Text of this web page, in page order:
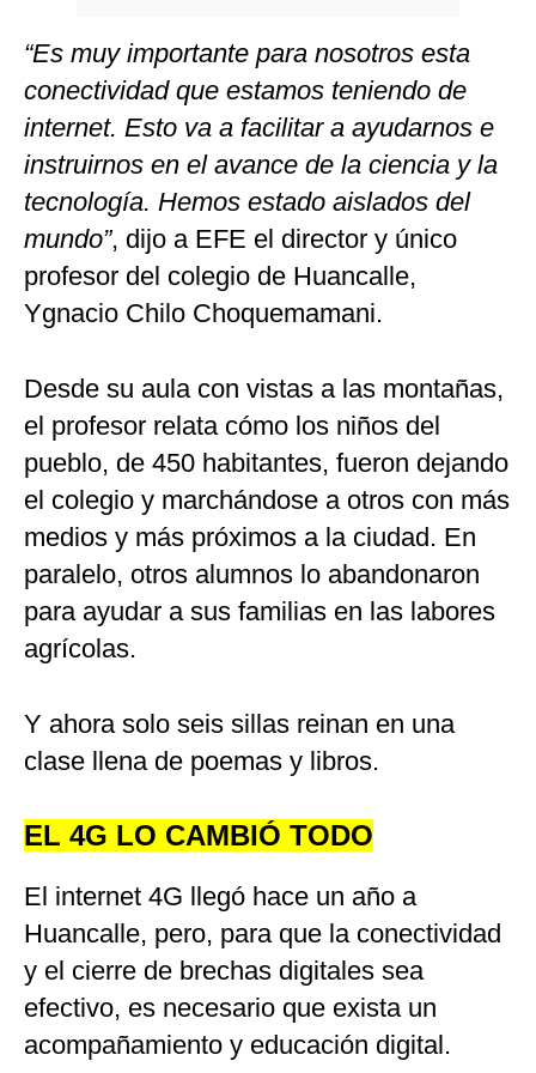
“Es muy importante para nosotros esta
conectividad que estamos teniendo de
internet. Esto va a facilitar a ayudarnos e
instruirnos en el avance de la ciencia y la
tecnología. Hemos estado aislados del
mundo”, dijo a EFE el director y único
profesor del colegio de Huancalle,
Ygnacio Chilo Choquemamani.
Desde su aula con vistas a las montañas,
el profesor relata cómo los niños del
pueblo, de 450 habitantes, fueron dejando
el colegio y marchándose a otros con más
medios y más próximos a la ciudad. En
paralelo, otros alumnos lo abandonaron
para ayudar a sus familias en las labores
agrícolas.
Y ahora solo seis sillas reinan en una
clase llena de poemas y libros.
EL 4G LO CAMBIÓ TODO
El internet 4G llegó hace un año a
Huancalle, pero, para que la conectividad
y el cierre de brechas digitales sea
efectivo, es necesario que exista un
acompañamiento y educación digital.